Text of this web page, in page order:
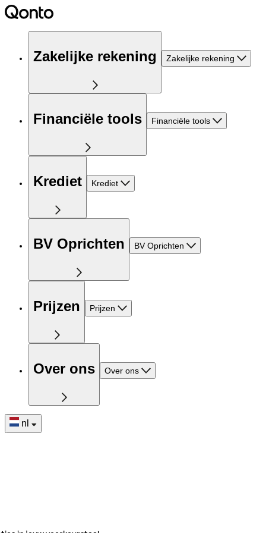
Zakelijke rekening Zakelijke rekening
Financiële tools Financiële tools
Krediet Krediet
BV Oprichten BV Oprichten
Prijzen Prijzen
Over ons Over ons
nl